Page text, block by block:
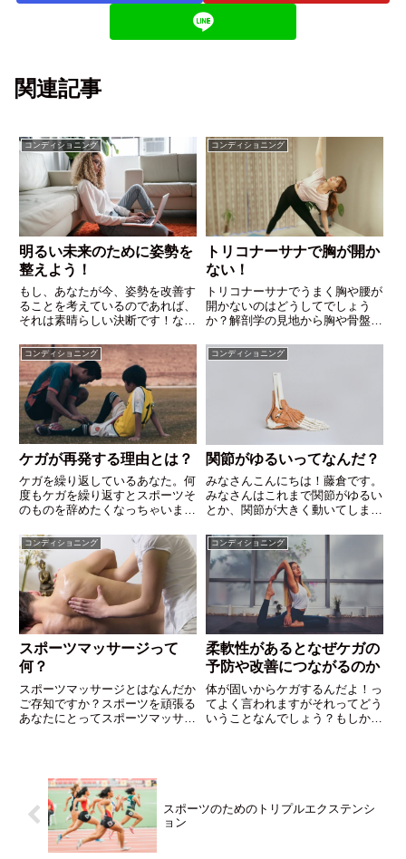
関連記事
コンディショニング
明るい未来のために姿勢を
整えよう！
もし、あなたが今、姿勢を改善す
ることを考えているのであれば、
それは素晴らしい決断です！なぜ
健康と日々の生活に多くのメリッ
トがあるからです。このブログで
は、姿勢を改善するメリットにつ
いて詳しく説明しますので、ぜひ
読んでみてください。
コンディショニング
トリコナーサナで胸が開か
ない！
トリコナーサナでうまく胸や腰が
開かないのはどうしてでしょう
か？解剖学の見地から胸や骨盤を
ます。また、オススメのストレッ
チ方法やエクササイズもお伝えし
ますので、記事を読んでトライし
てみてくださいね！
コンディショニング
ケガが再発する理由とは？
ケガを繰り返しているあなた。何
度もケガを繰り返すとスポーツそ
のものを辞めたくなっちゃいます
返すケガには原因があるかもしれ
ません。その原因を見極めてケガ
を繰り返さないようにできるとし
たらどうですか？早くケガのルー
プから抜け出してスポーツをめい
っぱい楽しんで下さい！
コンディショニング
関節がゆるいってなんだ？
みなさんこんにちは！藤倉です。
みなさんはこれまで関節がゆるい
とか、関節が大きく動いてしまう
スポーツをやる上でこの関節のゆ
るさって結構大事なので今日はそ
のお話です。 弛緩性と動揺性 関
節のゆるさを説明する上で２つ...
コンディショニング
スポーツマッサージって
何？
スポーツマッサージとはなんだか
ご存知ですか？スポーツを頑張る
あなたにとってスポーツマッサー
なのかと、受けるメリット、マッ
サージを受けるお店選びのワンポ
イントも合わせてお伝えします。
コンディショニング
柔軟性があるとなぜケガの
予防や改善につながるのか
体が固いからケガするんだよ！っ
てよく言われますがそれってどう
いうことなんでしょう？もしかし
スポーツのためのトリプルエクステンシ
ョン